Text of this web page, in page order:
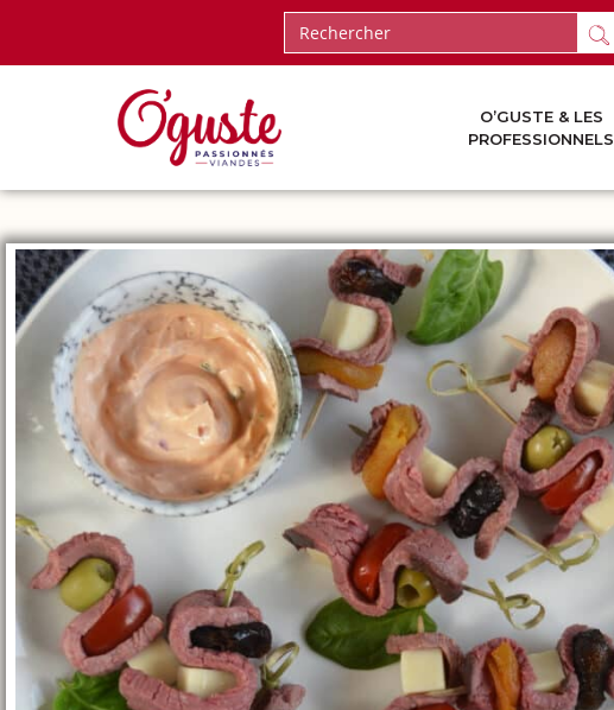
O’GUSTE & LES
PROFESSIONNELS